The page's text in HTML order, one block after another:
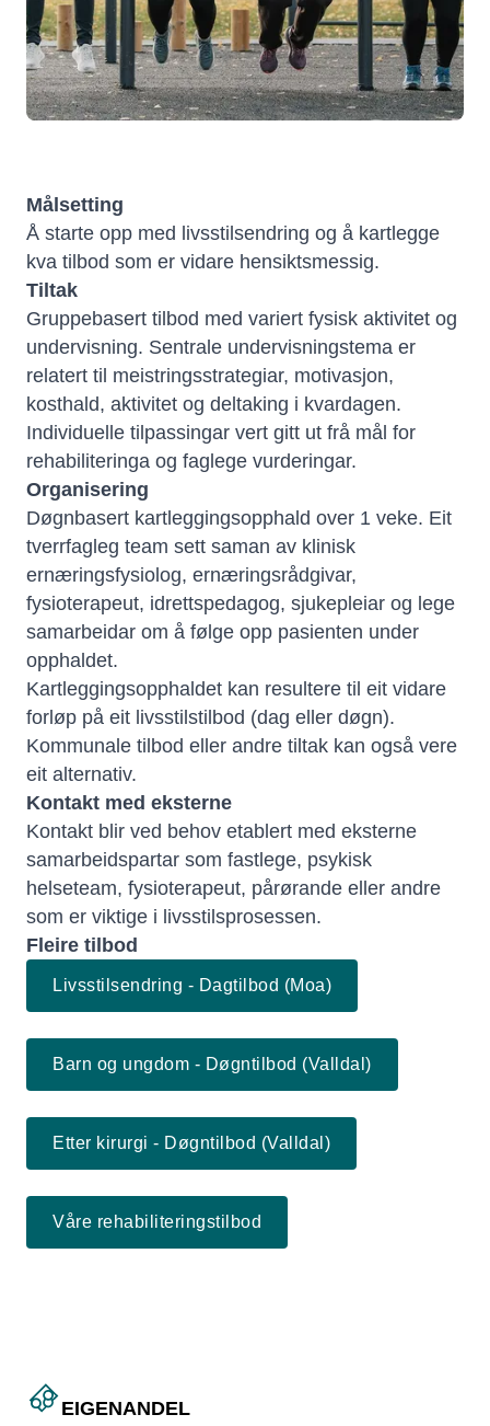
Målsetting
Å starte opp med livsstilsendring og å kartlegge
kva tilbod som er vidare hensiktsmessig.
Tiltak
Gruppebasert tilbod med variert fysisk aktivitet og
undervisning. Sentrale undervisningstema er
relatert til meistringsstrategiar, motivasjon,
kosthald, aktivitet og deltaking i kvardagen.
Individuelle tilpassingar vert gitt ut frå mål for
rehabiliteringa og faglege vurderingar.
Organisering
Døgnbasert kartleggingsopphald over 1 veke. Eit
tverrfagleg team sett saman av klinisk
ernæringsfysiolog, ernæringsrådgivar,
fysioterapeut, idrettspedagog, sjukepleiar og lege
samarbeidar om å følge opp pasienten under
opphaldet.
Kartleggingsopphaldet kan resultere til eit vidare
forløp på eit livsstilstilbod (dag eller døgn).
Kommunale tilbod eller andre tiltak kan også vere
eit alternativ.
Kontakt med eksterne
Kontakt blir ved behov etablert med eksterne
samarbeidspartar som fastlege, psykisk
helseteam, fysioterapeut, pårørande eller andre
som er viktige i livsstilsprosessen.
Fleire tilbod
Livsstilsendring - Dagtilbod (Moa)
Barn og ungdom - Døgntilbod (Valldal)
Etter kirurgi - Døgntilbod (Valldal)
Våre rehabiliteringstilbod
EIGENANDEL